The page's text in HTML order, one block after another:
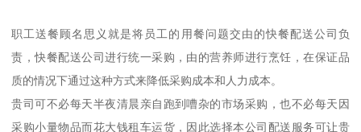
职工送餐顾名思义就是将员工的用餐问题交由的快餐配送公司负
责，快餐配送公司进行统一采购，由的营养师进行烹饪，在保证品
质的情况下通过这种方式来降低采购成本和人力成本。
贵司可不必每天半夜清晨亲自跑到嘈杂的市场采购，也不必每天因
采购小量物品而花大钱租车运货，因此选择本公司配送服务可让贵